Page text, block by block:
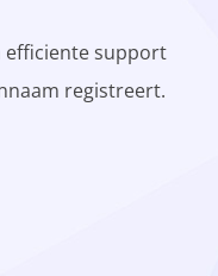
efficiente support
registreert.